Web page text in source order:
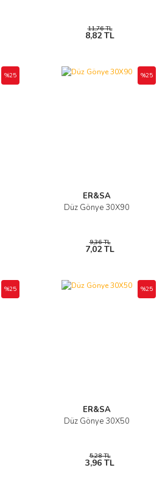
11,76 TL
8,82 TL
%25
ER&SA
Düz Gönye 30X90
%25
9,36 TL
7,02 TL
%25
ER&SA
Düz Gönye 30X50
%25
5,28 TL
3,96 TL